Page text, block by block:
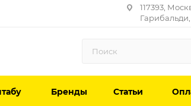
117393,
Бренды Статьи